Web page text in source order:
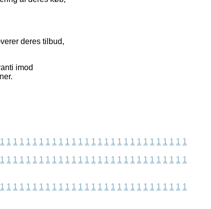
deres tilbud,
imod
1 1 1 1 1 1 1 1 1 1 1 1 1 1 1 1 1 1 1 1 1 1 1 1 1 1 1 1 1
1 1 1 1 1 1 1 1 1 1 1 1 1 1 1 1 1 1 1 1 1 1 1 1 1 1 1 1 1
1 1 1 1 1 1 1 1 1 1 1 1 1 1 1 1 1 1 1 1 1 1 1 1 1 1 1 1 1